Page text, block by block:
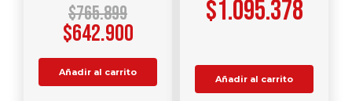
$765.899
$642.900
Añadir al carrito
$1.095.378
Añadir al carrito